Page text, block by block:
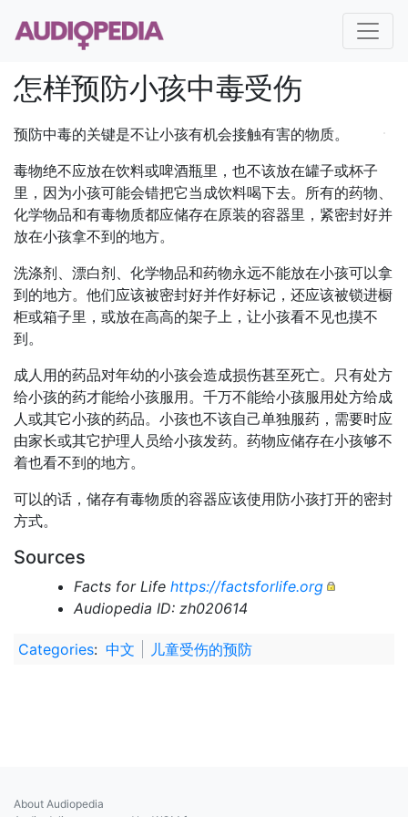
怎样预防小孩中毒受伤
预防中毒的关键是不让小孩有机会接触有害的物质。
毒物绝不应放在饮料或啤酒瓶里，也不该放在罐子或杯子
里，因为小孩可能会错把它当成饮料喝下去。所有的药物、
化学物品和有毒物质都应储存在原装的容器里，紧密封好并
放在小孩拿不到的地方。
洗涤剂、漂白剂、化学物品和药物永远不能放在小孩可以拿
到的地方。他们应该被密封好并作好标记，还应该被锁进橱
柜或箱子里，或放在高高的架子上，让小孩看不见也摸不
到。
成人用的药品对年幼的小孩会造成损伤甚至死亡。只有处方
给小孩的药才能给小孩服用。千万不能给小孩服用处方给成
人或其它小孩的药品。小孩也不该自己单独服药，需要时应
由家长或其它护理人员给小孩发药。药物应储存在小孩够不
着也看不到的地方。
可以的话，储存有毒物质的容器应该使用防小孩打开的密封
方式。
Sources
Facts for Life https://factsforlife.org
Audiopedia ID: zh020614
Categories: 中文 儿童受伤的预防
About Audiopedia